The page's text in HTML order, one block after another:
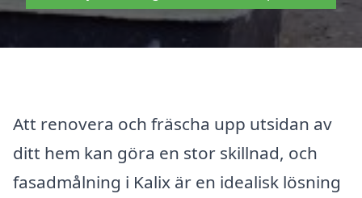
Att renovera och fräscha upp utsidan av
ditt hem kan göra en stor skillnad, och
fasadmålning i Kalix är en idealisk lösning